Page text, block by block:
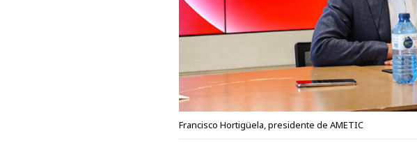
Francisco Hortigüela, presidente de AMETIC